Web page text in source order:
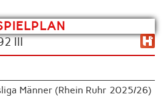
III
Männer (Rhein Ruhr 2025/26)